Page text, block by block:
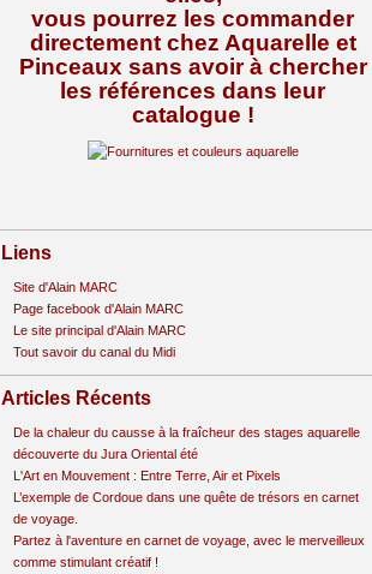
vous pourrez les commander
directement chez Aquarelle et
Pinceaux sans avoir à chercher
les références dans leur
catalogue !
Liens
Site d'Alain MARC
Page facebook d'Alain MARC
Le site principal d'Alain MARC
Tout savoir du canal du Midi
Articles Récents
De la chaleur du causse à la fraîcheur des stages aquarelle
découverte du Jura Oriental été
L'Art en Mouvement : Entre Terre, Air et Pixels
L’exemple de Cordoue dans une quête de trésors en carnet
de voyage.
Partez à l'aventure en carnet de voyage, avec le merveilleux
comme stimulant créatif !